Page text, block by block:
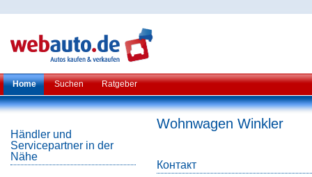
Home Suchen Ratgeber
Händler und
Servicepartner in der
Nähe
Wohnwagen Winkler
Контакт